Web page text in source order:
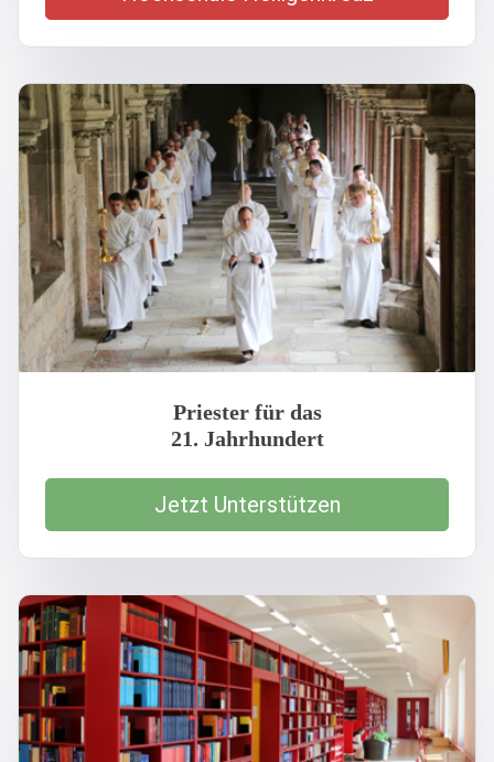
Priester für das
21. Jahrhundert
Jetzt Unterstützen